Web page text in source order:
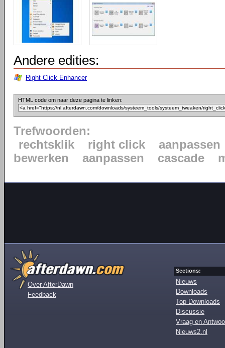
Andere edities:
Right Click Enhancer
HTML code om naar deze pagina te linken:
Trefwoorden:
rechtsklik
right click
aanpassen
bewerken
aanpassen cascade
Over AfterDawn
Feedback
Sections:
Nieuws
Downloads
Top Downloads
Discussie
Vraag en
Nieuws2.nl